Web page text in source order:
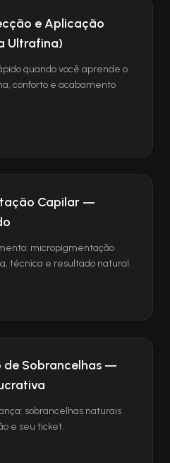
e Aplicação
Ultrafina)
quando você aprende o
conforto e acabamento
Capilar —
micropigmentação
técnica e resultado natural.
Sobrancelhas —
sobrancelhas naturais
e seu ticket.